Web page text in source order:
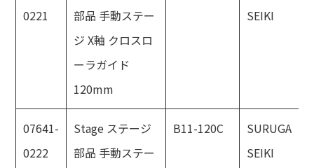
0221
部品 手動ステー
ジ X軸 クロスロ
ーラガイド
120mm
SEIKI
07641-
0222
Stage ステージ
部品 手動ステー
B11-120C
SURUGA
SEIKI